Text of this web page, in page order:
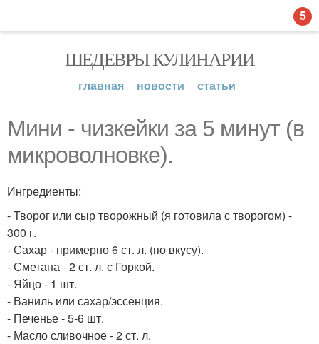
ШЕДЕВРЫ КУЛИНАРИИ
главная новости статьи
Мини - чизкейки за 5 минут (в
микроволновке).
Ингредиенты:
- Творог или сыр творожный (я готовила с творогом) -
300 г.
- Сахар - примерно 6 ст. л. (по вкусу).
- Сметана - 2 ст. л. с Горкой.
- Яйцо - 1 шт.
- Ваниль или сахар/эссенция.
- Печенье - 5-6 шт.
- Масло сливочное - 2 ст. л.
5